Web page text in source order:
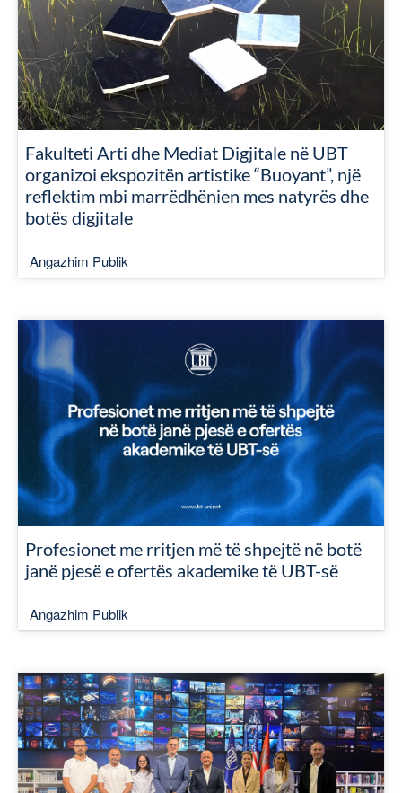
Fakulteti Arti dhe Mediat Digjitale në UBT
organizoi ekspozitën artistike “Buoyant”, një
reflektim mbi marrëdhënien mes natyrës dhe
botës digjitale
Angazhim Publik
Profesionet me rritjen më të shpejtë në botë
janë pjesë e ofertës akademike të UBT-së
Angazhim Publik